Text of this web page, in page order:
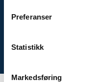
Preferanser
Statistikk
Markedsføring